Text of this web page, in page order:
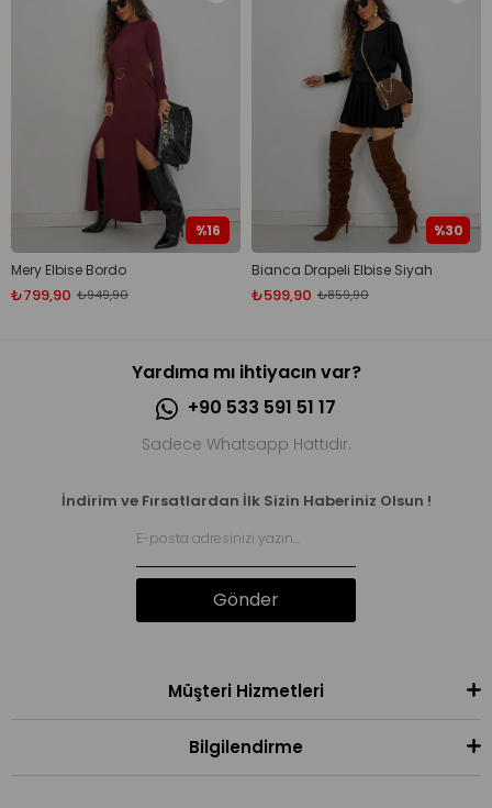
Mery Elbise Bordo
₺799,90 ₺949,90
%16
Bianca Drapeli Elbise Siyah
₺599,90 ₺859,90
%30
Yardıma mı ihtiyacın var?
+90 533 591 51 17
Sadece Whatsapp Hattıdır.
İndirim ve Fırsatlardan İlk Sizin Haberiniz Olsun !
Gönder
Müşteri Hizmetleri
Bilgilendirme